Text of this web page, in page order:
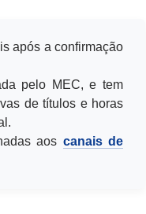
após a confirmação
pelo MEC, e tem
de títulos e horas
aos canais de